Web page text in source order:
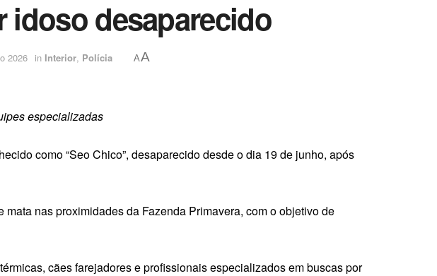
idoso desaparecido
2026 in Interior, Polícia AA
especializadas
como “Seo Chico”, desaparecido desde o dia 19 de junho, após
nas proximidades da Fazenda Primavera, com o objetivo de
cães farejadores e profissionais especializados em buscas por